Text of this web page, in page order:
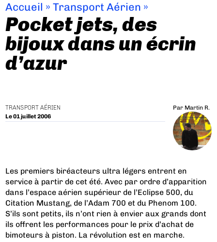
Accueil »Transport Aérien »
Pocket jets, des
bijoux dans un écrin
d’azur
TRANSPORT AÉRIEN
Le 01 juillet 2006
Par Martin R.
Les premiers biréacteurs ultra légers entrent en
service à partir de cet été. Avec par ordre d’apparition
dans l’espace aérien supérieur de l’Eclipse 500, du
Citation Mustang, de l’Adam 700 et du Phenom 100.
S’ils sont petits, ils n’ont rien à envier aux grands dont
ils offrent les performances pour le prix d’achat de
bimoteurs à piston. La révolution est en marche.